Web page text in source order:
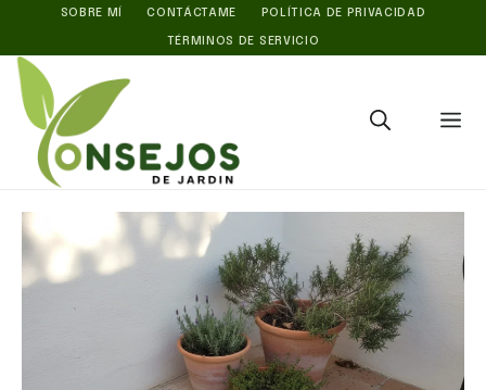
Saltar
al
contenido
SOBRE MÍ CONTÁCTAME POLÍTICA DE PRIVACIDAD
TÉRMINOS DE SERVICIO